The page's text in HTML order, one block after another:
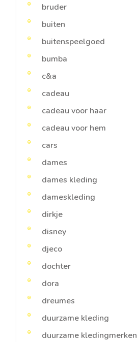
bruder
buiten
buitenspeelgoed
bumba
c&a
cadeau
cadeau voor haar
cadeau voor hem
cars
dames
dames kleding
dameskleding
dirkje
disney
djeco
dochter
dora
dreumes
duurzame kleding
duurzame kledingmerken